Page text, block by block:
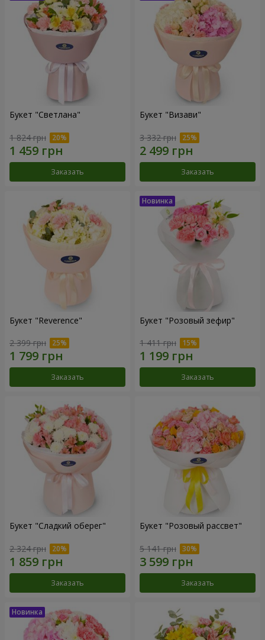
Букет "Светлана"
1 824 грн
Заказать
Букет "Визави"
3 332 грн
Заказать
Букет "Reverence"
2 399 грн
Заказать
Букет "Розовый зефир"
1 411 грн
Заказать
Букет "Сладкий оберег"
2 324 грн
Заказать
Букет "Розовый рассвет"
5 141 грн
Заказать